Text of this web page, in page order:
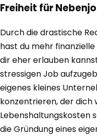
Freiheit für
Durch die drastische
hast du mehr
dir eher erlauben
stressigen Job
eigenes kleines
konzentrieren, der dich
Lebenshaltungskosten
die Gründung eines